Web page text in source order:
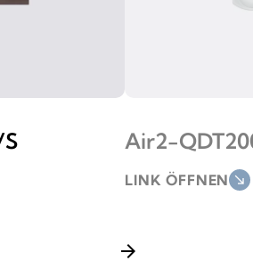
Air2-
LINK ÖFFNEN south_east
arrow_forward